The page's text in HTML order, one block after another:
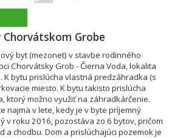
Grobe
byt (mezonet) v stavbe rodinného
Chorvátsky Grob - Čierna Voda, lokalita
K bytu prislúcha vlastná predzáhradka (s
miesto. K bytu takisto prislúcha
ktorý možno využiť na záhradkárčenie.
najmä v lete, kedy je v byte príjemný
v roku 2016, pozostáva zo 6 bytov, pričom
a chodbu. Dom a prislúchajúci pozemok je